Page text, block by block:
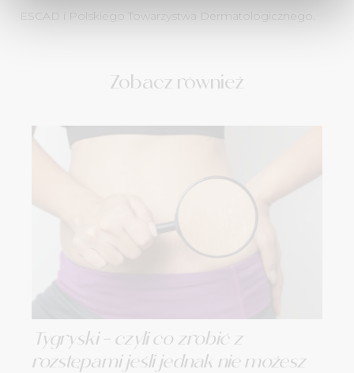
ESCAD i Polskiego Towarzystwa Dermatologicznego.
Zobacz również
Tygryski – czyli co zrobić z
rozstępami jeśli jednak nie możesz